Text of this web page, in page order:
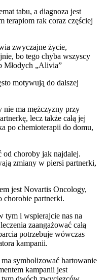
tabu, a diagnoza jest
terapiom rak coraz częściej
zwyczajne życie,
bo tego chyba wszyscy
Młodych „Alivia”
motywują do dalszej
nie ma mężczyzny przy
lecz także całą jej
po chemioterapii do domu,
od choroby jak najdalej.
zmiany w piersi partnerki,
jest Novartis Oncology,
chorobie partnerki.
tym i wspierajcie nas na
zaangażować całą
potrzebuje wówczas
kampanii.
symbolizować hartowanie
kampanii jest